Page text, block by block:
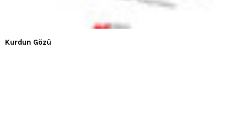
Kurdun Gözü